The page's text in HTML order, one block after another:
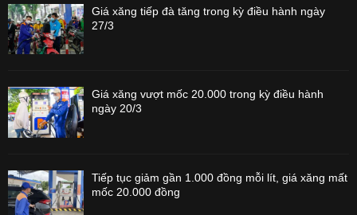
Giá xăng tiếp đà tăng trong kỳ điều hành ngày
27/3
Giá xăng vượt mốc 20.000 trong kỳ điều hành
ngày 20/3
Tiếp tục giảm gần 1.000 đồng mỗi lít, giá xăng mất
mốc 20.000 đồng